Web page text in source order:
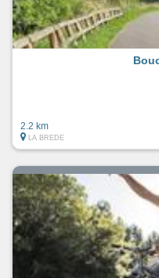
2.2 km
LA BREDE